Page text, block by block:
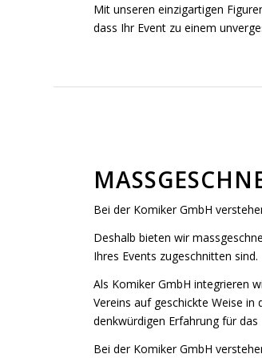
Mit unseren einzigartigen
dass Ihr Event zu einem
Bei der Komiker GmbH
Deshalb bieten wir
Ihres Events zugeschnitten sind.
Als Komiker GmbH integrieren
Vereins auf geschickte Weise
denkwürdigen Erfahrung für das
Bei der Komiker GmbH